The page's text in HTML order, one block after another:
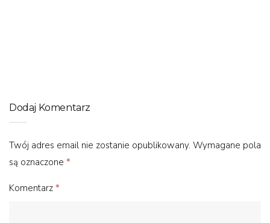
Dodaj Komentarz
Twój adres email nie zostanie opublikowany. Wymagane pola
są oznaczone *
Komentarz *